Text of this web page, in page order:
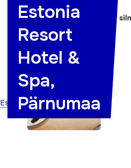
Esileht
Estonia
Resort
Hotel &
Spa,
Pärnumaa
Tippkokk, kes paneb õpilaste